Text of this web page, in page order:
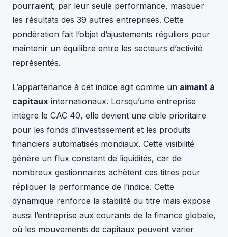
pourraient, par leur seule performance, masquer
les résultats des 39 autres entreprises. Cette
pondération fait l’objet d’ajustements réguliers pour
maintenir un équilibre entre les secteurs d’activité
représentés.
L’appartenance à cet indice agit comme un aimant à
capitaux internationaux. Lorsqu’une entreprise
intègre le CAC 40, elle devient une cible prioritaire
pour les fonds d’investissement et les produits
financiers automatisés mondiaux. Cette visibilité
génère un flux constant de liquidités, car de
nombreux gestionnaires achètent ces titres pour
répliquer la performance de l’indice. Cette
dynamique renforce la stabilité du titre mais expose
aussi l’entreprise aux courants de la finance globale,
où les mouvements de capitaux peuvent varier